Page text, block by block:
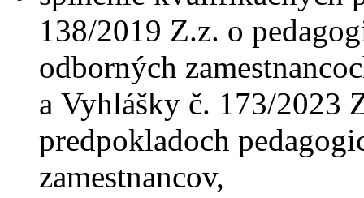
138/2019 Z.z. o
odborných
a Vyhlášky č. 173/2023
predpokladoch
zamestnancov,